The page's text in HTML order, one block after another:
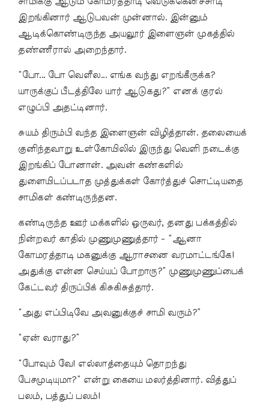
இறங்கினார் ஆடுபவன் முன்னால். இன்னும்
ஆடிக்கொண்டிருந்த அயலூர் இளைஞன் முகத்தில்
தண்ணீரால் அறைந்தார்.
“போ... போ வெளீல... எங்க வந்து எறங்கீருக்க?
யாருக்குப் பீடத்திலே யார் ஆடுகது?” எனக் குரல்
எழுப்பி அதட்டினார்.
சுயம் திரும்பி வந்த இளைஞன் விழித்தான். தலையைக்
குனிந்தவாறு உள்கோயிலில் இருந்து வெளி நடைக்கு
இறங்கிப் போனான். அவன் கண்களில்
துளையிடப்படாத முத்துக்கள் கோர்த்துச் சொட்டியதை
சாமிகள் கண்டிருந்தன.
கண்டிருந்த ஊர் மக்களில் ஒருவர், தனது பக்கத்தில்
நின்றவர் காதில் முணுமுணுத்தார் - “ஆனா
கோமரத்தாடி மகனுக்கு ஆராசனை வரமாட்டங்கே!
அதுக்கு என்ன செய்யப் போறாரு?” முணுமுணுப்பைக்
கேட்டவர் திருப்பிக் கிசுகிசுத்தார்.
“அது எப்பிடிவே அவனுக்குச் சாமி வரும்?”
“ஏன் வராது?”
“போவும் வே! எல்லாத்தையும் தொறந்து
பேசமுடியுமா?” என்று கையை மலர்த்தினார். வித்துப்
பலம், பத்துப் பலம்!